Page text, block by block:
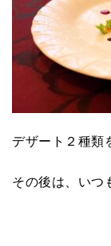
デザート２種類
その後は、いつ